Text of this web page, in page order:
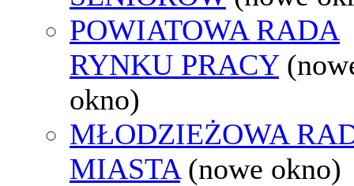
POWIATOWA RADA
RYNKU PRACY
okno)
MŁODZIEŻOWA
MIASTA (nowe okno)